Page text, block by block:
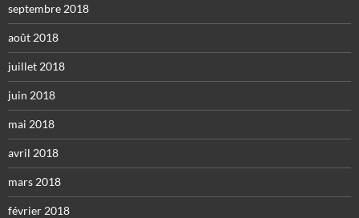
septembre 2018
août 2018
juillet 2018
juin 2018
mai 2018
avril 2018
mars 2018
février 2018